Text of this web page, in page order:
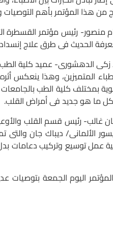
من هذا المؤتمر بأهم
رئيس مؤتمر القسطرة
الحديث فى طرق علاج
الدهشورى- عميد كلية الطب
المتميزين، وهذا ينعكس
بمختلف كلية الطب
ما هو جديد فى أمراض القلب.
رئيس قسم القلب
عمل توسيع وتركيب دعامات
اليوم الجمعة بتوصيات